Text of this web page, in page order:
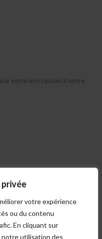
votre expérience
ou du contenu
En cliquant sur
utilisation des
votre inscription à notre